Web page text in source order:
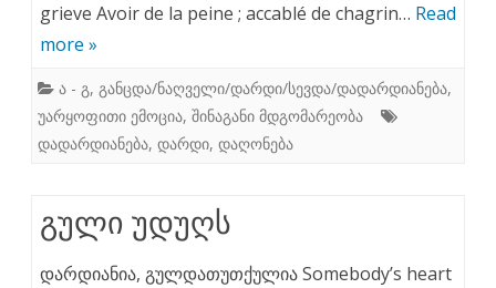
grieve Avoir de la peine ; accablé de chagrin… Read
more »
ა - გ, განცდა/ნაღველი/დარდი/სევდა/დადარდიანება,
უარყოფითი ემოცია, შინაგანი მდგომარეობა
დადარდიანება, დარდი, დაღონება
გული უდუღს
დარდიანია, გულდათუთქულია Somebody’s heart